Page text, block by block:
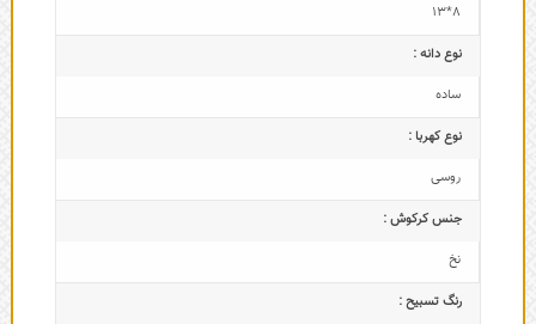
8*13
نوع دانه :
ساده
نوع کهربا :
روسی
جنس کرکوش :
نخ
رنگ تسبیح :